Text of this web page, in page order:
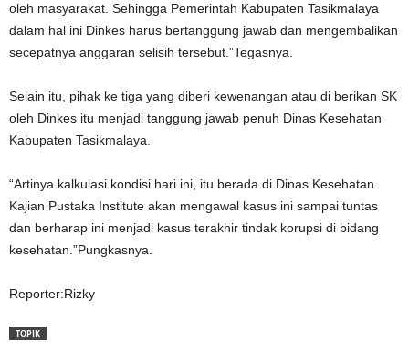
oleh masyarakat. Sehingga Pemerintah Kabupaten Tasikmalaya
dalam hal ini Dinkes harus bertanggung jawab dan mengembalikan
secepatnya anggaran selisih tersebut.”Tegasnya.
Selain itu, pihak ke tiga yang diberi kewenangan atau di berikan SK
oleh Dinkes itu menjadi tanggung jawab penuh Dinas Kesehatan
Kabupaten Tasikmalaya.
“Artinya kalkulasi kondisi hari ini, itu berada di Dinas Kesehatan.
Kajian Pustaka Institute akan mengawal kasus ini sampai tuntas
dan berharap ini menjadi kasus terakhir tindak korupsi di bidang
kesehatan.”Pungkasnya.
Reporter:Rizky
TOPIK